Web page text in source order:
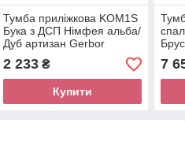
Тумба приліжкова KOM1S
Бука з ДСП Німфея альба/
Дуб артизан Gerbor
2 233₴
Купити
7